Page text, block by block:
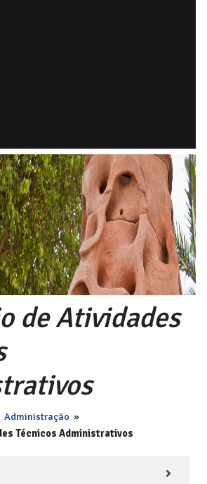
de Atividades
Administração »
Técnicos Administrativos